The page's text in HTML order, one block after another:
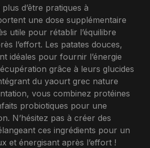
d’être pratiques à
une dose supplémentaire
utile pour rétablir l’équilibre
l’effort. Les patates douces,
idéales pour fournir l’énergie
grâce à leurs glucides
du yaourt grec nature
vous combinez protéines
probiotiques pour une
N’hésitez pas à créer des
ces ingrédients pour un
et énergisant après l’effort !